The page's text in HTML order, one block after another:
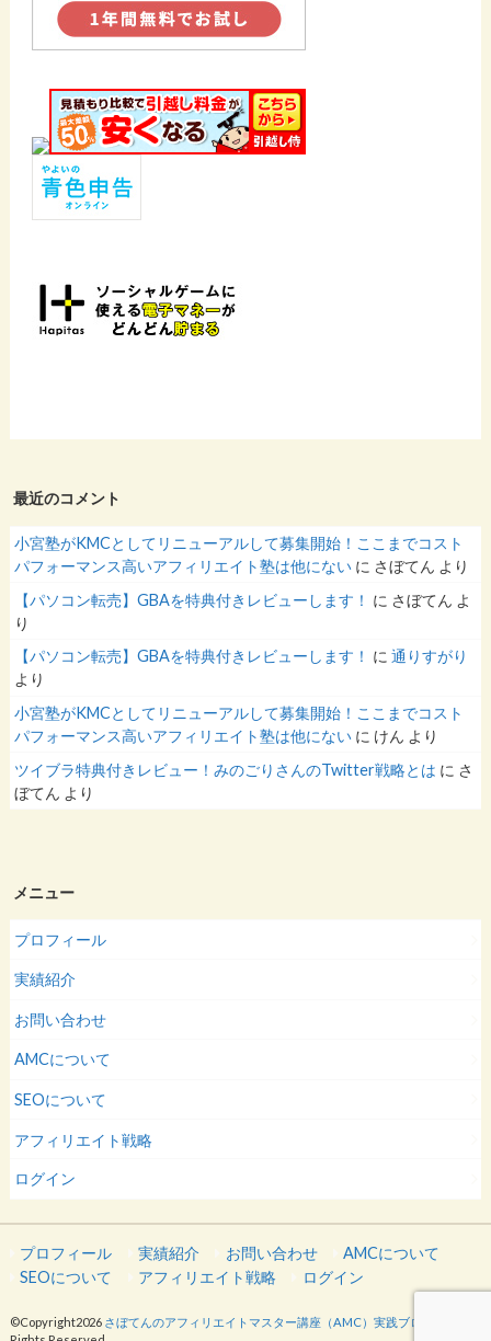
最近のコメント
小宮塾がKMCとしてリニューアルして募集開始！ここまでコスト
パフォーマンス高いアフィリエイト塾は他にない に さぼてん より
【パソコン転売】GBAを特典付きレビューします！ に さぼてん よ
り
【パソコン転売】GBAを特典付きレビューします！ に通りすがり
より
小宮塾がKMCとしてリニューアルして募集開始！ここまでコスト
パフォーマンス高いアフィリエイト塾は他にない に けん より
ツイブラ特典付きレビュー！みのごりさんのTwitter戦略とは に さ
ぼてん より
メニュー
プロフィール
実績紹介
お問い合わせ
AMCについて
SEOについて
アフィリエイト戦略
ログイン
プロフィール 実績紹介 お問い合わせ
AMCについて
SEOについて
アフィリエイト戦略 ログイン
©Copyright2026 さぼてんのアフィリエイトマスター講座（AMC）実践ブログ